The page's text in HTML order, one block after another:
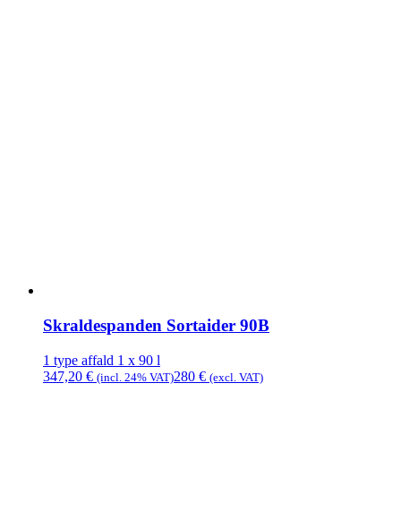
Skraldespanden Sortaider 90B
1 type affald 1 x 90 l
347,20 € (incl. 24% VAT)280 € (excl. VAT)